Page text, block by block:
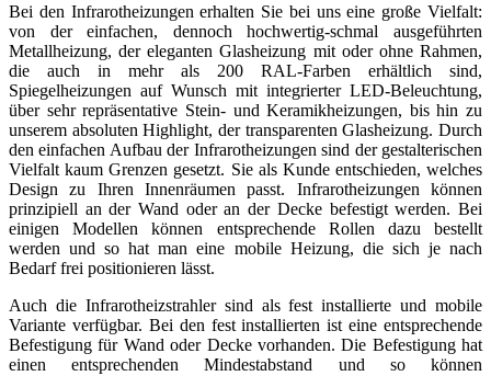
Bei den Infrarotheizungen erhalten Sie bei uns eine große Vielfalt:
von der einfachen, dennoch hochwertig-schmal ausgeführten
Metallheizung, der eleganten Glasheizung mit oder ohne Rahmen,
die auch in mehr als 200 RAL-Farben erhältlich sind,
Spiegelheizungen auf Wunsch mit integrierter LED-Beleuchtung,
über sehr repräsentative Stein- und Keramikheizungen, bis hin zu
unserem absoluten Highlight, der transparenten Glasheizung. Durch
den einfachen Aufbau der Infrarotheizungen sind der gestalterischen
Vielfalt kaum Grenzen gesetzt. Sie als Kunde entschieden, welches
Design zu Ihren Innenräumen passt. Infrarotheizungen können
prinzipiell an der Wand oder an der Decke befestigt werden. Bei
einigen Modellen können entsprechende Rollen dazu bestellt
werden und so hat man eine mobile Heizung, die sich je nach
Bedarf frei positionieren lässt.
Auch die Infrarotheizstrahler sind als fest installierte und mobile
Variante verfügbar. Bei den fest installierten ist eine entsprechende
Befestigung für Wand oder Decke vorhanden. Die Befestigung hat
einen entsprechenden Mindestabstand und so können